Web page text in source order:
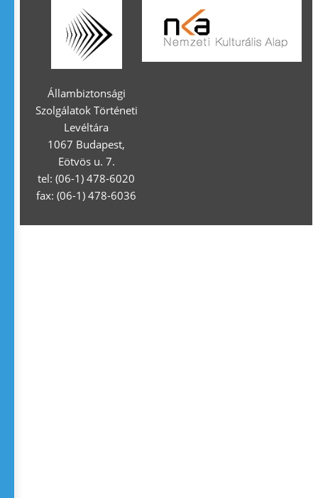
Állambiztonsági
Szolgálatok Történeti
Levéltára
1067 Budapest,
Eötvös u. 7.
tel: (06-1) 478-6020
fax: (06-1) 478-6036